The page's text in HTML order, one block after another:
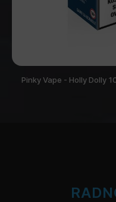
Pinky Vape - Holly Dolly